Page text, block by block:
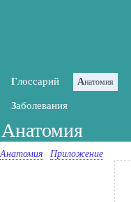
Глоссарий Анатомия
Заболевания
Анатомия
Анатомия Приложение